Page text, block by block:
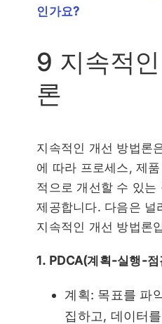
인가요?
9 지속적
론
지속적인 개선 방법론
에 따라 프로세스, 제
적으로 개선할 수 있는
제공합니다. 다음은 널
지속적인 개선 방법론
1. PDCA(계획-실행-
계획: 목표를 파
집하고, 데이터